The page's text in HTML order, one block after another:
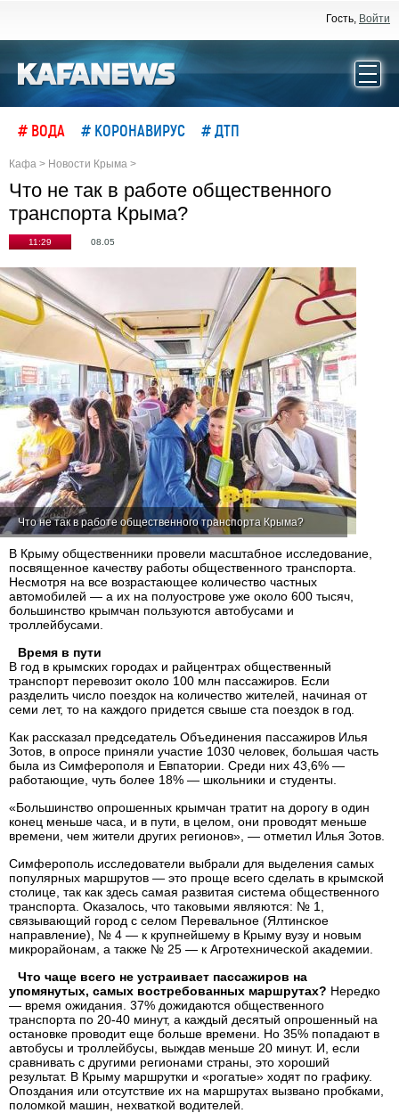
Гость, Войти
# ВОДА # КОРОНАВИРУС # ДТП
Кафа > Новости Крыма >
Что не так в работе общественного
транспорта Крыма?
11:29 08.05
Что не так в работе общественного транспорта Крыма?
В Крыму общественники провели масштабное исследование,
посвященное качеству работы общественного транспорта.
Несмотря на все возрастающее количество частных
автомобилей — а их на полуострове уже около 600 тысяч,
большинство крымчан пользуются автобусами и
троллейбусами.
Время в пути
В год в крымских городах и райцентрах общественный
транспорт перевозит около 100 млн пассажиров. Если
разделить число поездок на количество жителей, начиная от
семи лет, то на каждого придется свыше ста поездок в год.
Как рассказал председатель Объединения пассажиров Илья
Зотов, в опросе приняли участие 1030 человек, большая часть
была из Симферополя и Евпатории. Среди них 43,6% —
работающие, чуть более 18% — школьники и студенты.
«Большинство опрошенных крымчан тратит на дорогу в один
конец меньше часа, и в пути, в целом, они проводят меньше
времени, чем жители других регионов», — отметил Илья Зотов.
Симферополь исследователи выбрали для выделения самых
популярных маршрутов — это проще всего сделать в крымской
столице, так как здесь самая развитая система общественного
транспорта. Оказалось, что таковыми являются: № 1,
связывающий город с селом Перевальное (Ялтинское
направление), № 4 — к крупнейшему в Крыму вузу и новым
микрорайонам, а также № 25 — к Агротехнической академии.
Что чаще всего не устраивает пассажиров на
упомянутых, самых востребованных маршрутах? Нередко
— время ожидания. 37% дожидаются общественного
транспорта по 20-40 минут, а каждый десятый опрошенный на
остановке проводит еще больше времени. Но 35% попадают в
автобусы и троллейбусы, выждав меньше 20 минут. И, если
сравнивать с другими регионами страны, это хороший
результат. В Крыму маршрутки и «рогатые» ходят по графику.
Опоздания или отсутствие их на маршрутах вызвано пробками,
поломкой машин, нехваткой водителей.